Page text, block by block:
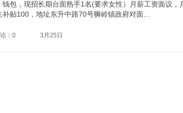
包，现招长期台面熟手1名(要求女性）月薪工资面议，
贴100，地址东升中路70号狮岭镇政府对面…
：0 3月25日